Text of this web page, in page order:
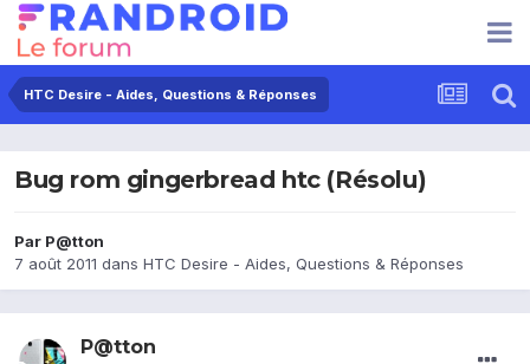
HTC Desire - Aides, Questions & Réponses
Bug rom gingerbread htc (Résolu)
Par P@tton
7 août 2011 dans HTC Desire - Aides, Questions & Réponses
P@tton